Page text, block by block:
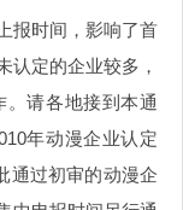
报时间，影响了首
认定的企业较多，
。请各地接到本通
年动漫企业认定
通过初审的动漫企